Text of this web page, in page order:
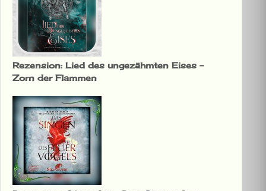
Rezension: Lied des ungezähmten Eises –
Zorn der Flammen